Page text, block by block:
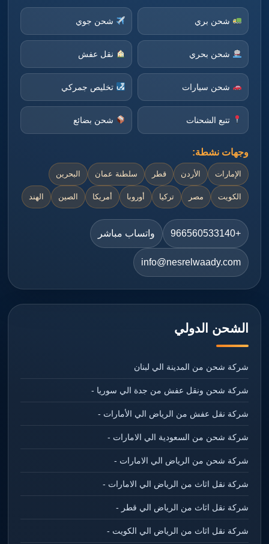
شحن بري شحن جوي
شحن بحري نقل عفش
شحن سيارات تخليص جمركي
تتبع الشحنات شحن بضائع
وجهات نشطة:
الإمارات الأردن قطر سلطنة عمان البحرين
الكويت مصر تركيا أوروبا أمريكا الصين الهند
+966560533140 واتساب مباشر
info@nesrelwaady.com
الشحن الدولي
شركة شحن من المدينة الي لبنان
شركة شحن ونقل عفش من جدة الي سوريا -
شركة نقل عفش من الرياض الي الأمارات -
شركة شحن من السعودية الي الامارات -
شركة شحن من الرياض الي الامارات -
شركة نقل اثاث من الرياض الي الامارات -
شركة نقل اثاث من الرياض الي قطر -
شركة نقل اثاث من الرياض الي الكويت -